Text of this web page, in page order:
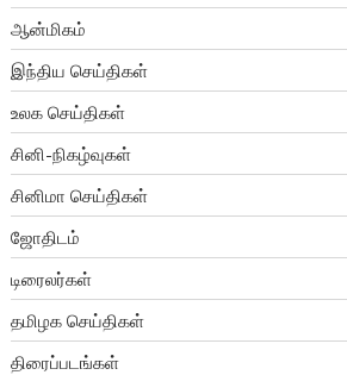
ஆன்மிகம்
இந்திய செய்திகள்
உலக செய்திகள்
சினி-நிகழ்வுகள்
சினிமா செய்திகள்
ஜோதிடம்
டிரைலர்கள்
தமிழக செய்திகள்
திரைப்படங்கள்